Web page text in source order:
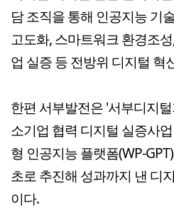
담 조직을 통해 인공지능 기
고도화, 스마트워크 환경조
업 실증 등 전방위 디지털 혁
한편 서부발전은 '서부디지
소기업 협력 디지털 실증사
형 인공지능 플랫폼(WP-
초로 추진해 성과까지 낸 디
이다.